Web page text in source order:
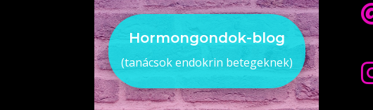
Hormongondok-blog
(tanácsok endokrin betegeknek)